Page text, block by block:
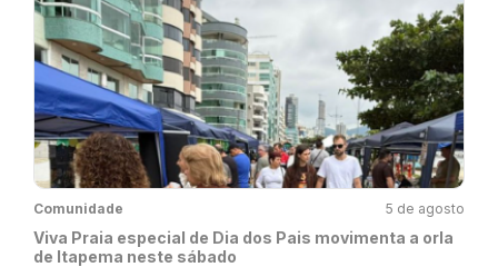
Comunidade 5 de agosto
Viva Praia especial de Dia dos Pais movimenta a orla
de Itapema neste sábado